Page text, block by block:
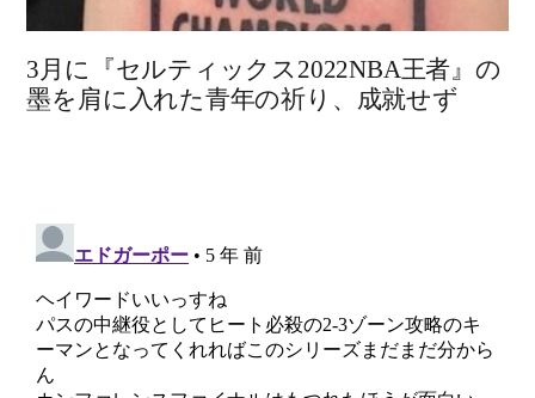
3月に『セルティックス2022NBA王者』の
墨を肩に入れた青年の祈り、成就せず